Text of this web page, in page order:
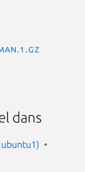
dans